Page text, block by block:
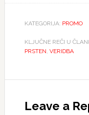
KATEGORIJA: PROMO
KLJUČNE REČI U
PRSTEN, VERIDBA
Interactions
Leave a